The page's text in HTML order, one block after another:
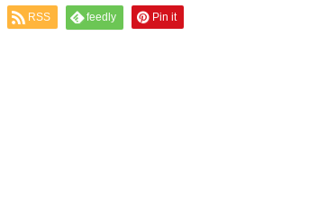
RSS feedly Pin it